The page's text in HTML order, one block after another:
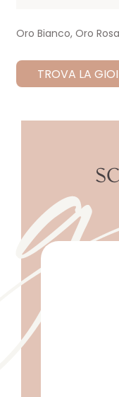
Oro Bianco, Oro
TROVA LA